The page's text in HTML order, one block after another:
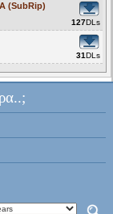
(SubRip)
127DLs
31DLs